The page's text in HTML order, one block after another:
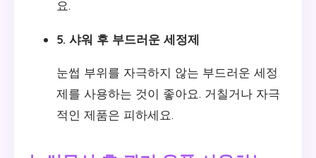
요.
5. 샤워 후 부드러운 세정제
눈썹 부위를 자극하지 않는 부드러운 세정
제를 사용하는 것이 좋아요. 거칠거나 자극
적인 제품은 피하세요.